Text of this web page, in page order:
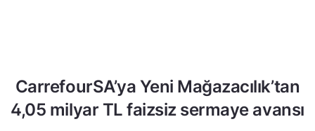
CarrefourSA’ya Yeni Mağazacılık’tan
4,05 milyar TL faizsiz sermaye avansı